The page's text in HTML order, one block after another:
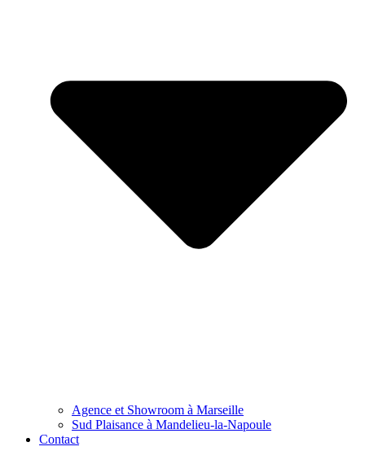
Agence et Showroom à Marseille
Sud Plaisance à Mandelieu-la-Napoule
Contact